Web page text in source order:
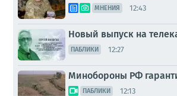
МНЕНИЯ 12:43
Новый выпуск на
ПАБЛИКИ 12:27
Минобороны РФ
ПАБЛИКИ 12:13